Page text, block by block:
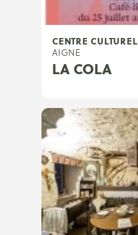
CENTRE CULTUREL
AIGNE
LA COLA